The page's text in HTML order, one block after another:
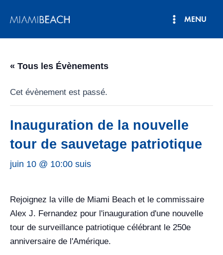
MENU
« Tous les Évènements
Cet évènement est passé.
Inauguration de la nouvelle
tour de sauvetage patriotique
juin 10 @ 10:00 suis
Rejoignez la ville de Miami Beach et le commissaire
Alex J. Fernandez pour l'inauguration d'une nouvelle
tour de surveillance patriotique célébrant le 250e
anniversaire de l'Amérique.